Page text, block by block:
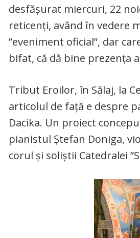
desfășurat miercuri, 22
reticenți, având în vedere
”eveniment oficial”, dar
bifat, că dă bine prezența
Tribut Eroilor, în Sălaj, la
articolul de față e despre
Dacika. Un proiect
pianistul Ştefan Doniga,
corul şi soliştii Catedralei